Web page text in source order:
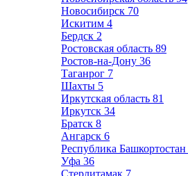
Новосибирск 70
Искитим 4
Бердск 2
Ростовская область 89
Ростов-на-Дону 36
Таганрог 7
Шахты 5
Иркутская область 81
Иркутск 34
Братск 8
Ангарск 6
Республика Башкортостан
Уфа 36
Стерлитамак 7